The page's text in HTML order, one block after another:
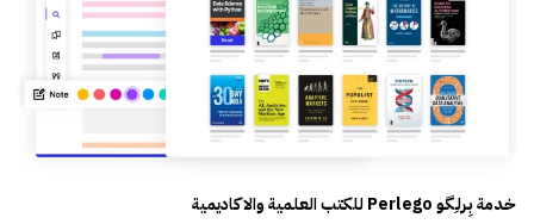
خدمة بِـرلـِگـو Perlego للكتب العلمية والاكاديمية